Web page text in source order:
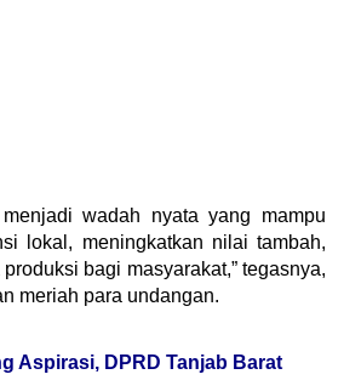
wadah nyata yang mampu
lokal, meningkatkan nilai tambah,
bagi masyarakat,” tegasnya,
meriah para undangan.
Aspirasi, DPRD Tanjab Barat